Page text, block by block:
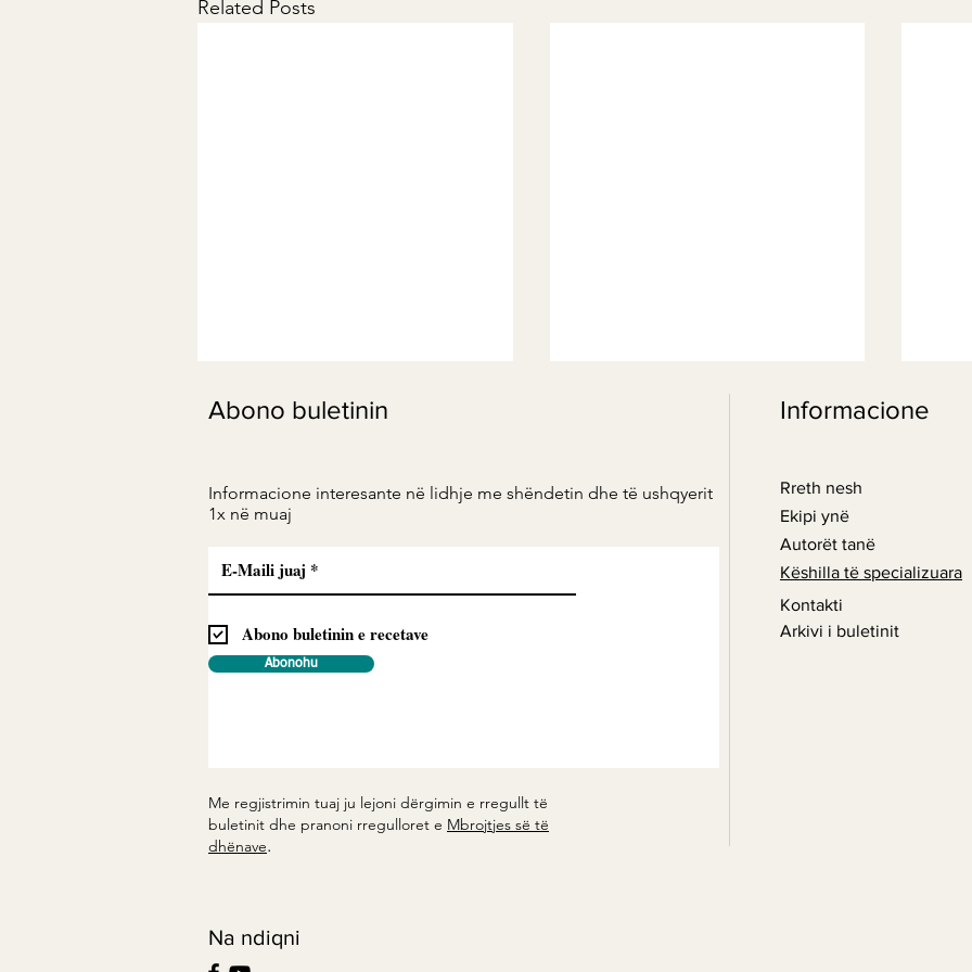
Related Posts
Krem Kosi energjetik me
Mjaltë & Fara Liri – Shije që
të Jep Energji, Fuqi dhe
Kënaqësi në Çdo Lugë!
Green Smoothie - Energjia e
gjelbër
Abono buletinin
Informacione interesante në lidhje me shëndetin dhe të ushqyerit
1x në muaj
Abono buletinin e recetave
Abonohu
Me regjistrimin tuaj ju lejoni dërgimin e rregullt të
buletinit dhe pranoni rregulloret e Mbrojtjes së të
dhënave.
Informacione
Rreth nesh
Ekipi ynë
Autorët tanë
Këshilla të specializuara
Kontakti
Arkivi i buletinit
Na ndiqni